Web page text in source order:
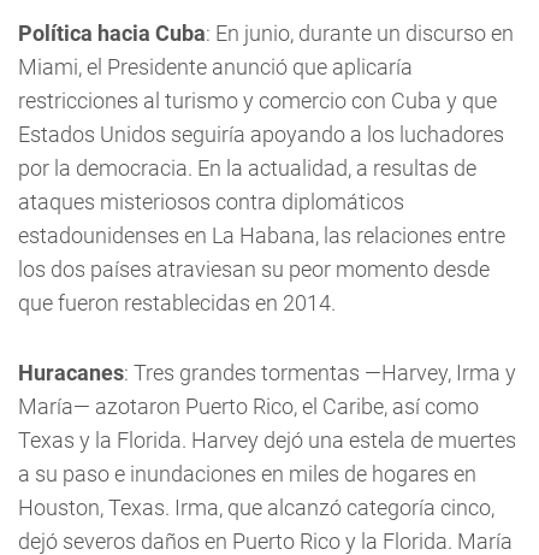
Política hacia Cuba: En junio, durante un discurso en
Miami, el Presidente anunció que aplicaría
restricciones al turismo y comercio con Cuba y que
Estados Unidos seguiría apoyando a los luchadores
por la democracia. En la actualidad, a resultas de
ataques misteriosos contra diplomáticos
estadounidenses en La Habana, las relaciones entre
los dos países atraviesan su peor momento desde
que fueron restablecidas en 2014.
Huracanes: Tres grandes tormentas —Harvey, Irma y
María— azotaron Puerto Rico, el Caribe, así como
Texas y la Florida. Harvey dejó una estela de muertes
a su paso e inundaciones en miles de hogares en
Houston, Texas. Irma, que alcanzó categoría cinco,
dejó severos daños en Puerto Rico y la Florida. María